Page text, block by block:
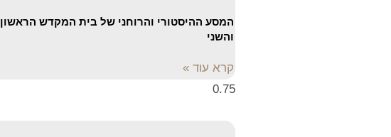
המסע ההיסטורי והרוחני של בית המקדש הראשון
והשני
קרא עוד »